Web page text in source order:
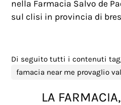
nella Farmacia Salvo de
sul clisi in provincia di
Di seguito tutti i contenuti
famacia near me provaglio
LA